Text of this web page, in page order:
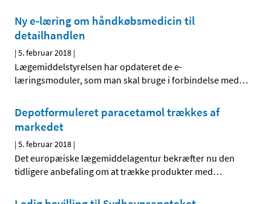
Ny e-læring om håndkøbsmedicin til
detailhandlen
|5. februar 2018 |
Lægemiddelstyrelsen har opdateret de e-
læringsmoduler, som man skal bruge i forbindelse med…
Depotformuleret paracetamol trækkes af
markedet
|5. februar 2018 |
Det europæiske lægemiddelagentur bekræfter nu den
tidligere anbefaling om at trække produkter med…